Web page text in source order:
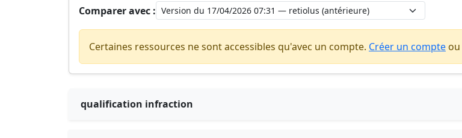
Comparer avec :
Certaines ressources ne sont accessibles qu'avec un compte. Créer un compte ou
qualification infraction